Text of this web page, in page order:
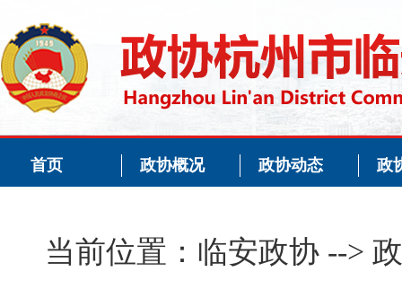
首页 政协概况 政协动态 政
当前位置： 临安政协 -->